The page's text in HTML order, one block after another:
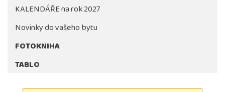
KALENDÁŘE na rok 2027
Novinky do vašeho bytu
FOTOKNIHA
TABLO